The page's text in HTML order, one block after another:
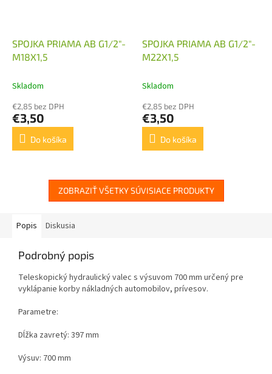
SPOJKA PRIAMA AB G1/2"-
M18X1,5
Skladom
€2,85 bez DPH
€3,50
Do košíka
SPOJKA PRIAMA AB G1/2"-
M22X1,5
Skladom
€2,85 bez DPH
€3,50
Do košíka
ZOBRAZIŤ VŠETKY SÚVISIACE PRODUKTY
Popis Diskusia
Podrobný popis
Teleskopický hydraulický valec s výsuvom 700 mm určený pre
vyklápanie korby nákladných automobilov, prívesov.
Parametre:
Dĺžka zavretý: 397 mm
Výsuv: 700 mm